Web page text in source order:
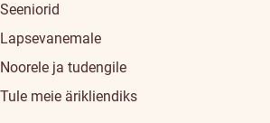
Seeniorid
Lapsevanemale
Noorele ja tudengile
Tule meie ärikliendiks